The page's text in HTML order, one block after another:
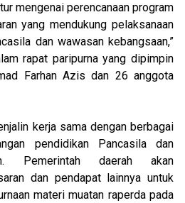
mengenai perencanaan program
yang mendukung pelaksanaan
dan wawasan kebangsaan,”
rapat paripurna yang dipimpin
Farhan Azis dan 26 anggota
kerja sama dengan berbagai
pendidikan Pancasila dan
Pemerintah daerah akan
dan pendapat lainnya untuk
materi muatan raperda pada